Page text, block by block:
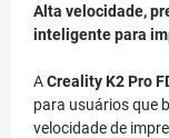
Alta velocidade,
inteligente para
ACreality K2 Pro
para usuários que
velocidade de